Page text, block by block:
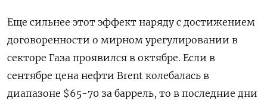
Еще сильнее этот эффект наряду с достижением
договоренности о мирном урегулировании в
секторе Газа проявился в октябре. Если в
сентябре цена нефти Brent колебалась в
диапазоне $65-70 за баррель, то в последние дни